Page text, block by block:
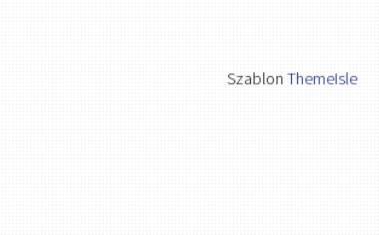
SzablonThemeIsle